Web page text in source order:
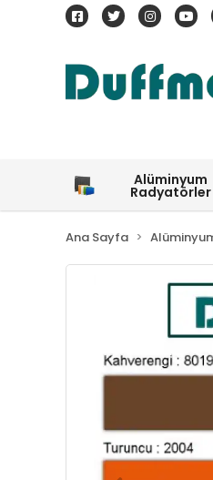
Alüminyum
Radyatörler
Ana Sayfa